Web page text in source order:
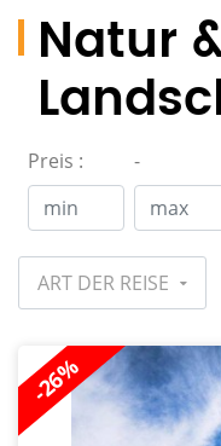
Natur
Preis :
-
ART DER REISE
-26%